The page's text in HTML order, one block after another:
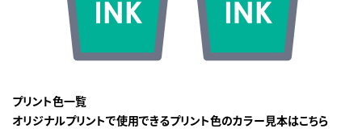
プリント色一覧
オリジナルプリントで使用できるプリント色のカラー見本はこちら